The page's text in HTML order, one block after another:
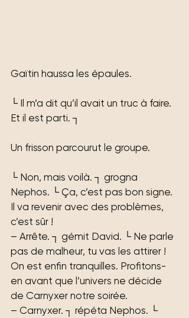
Gaïtin haussa les épaules.
└ Il m’a dit qu’il avait un truc à faire.
Et il est parti. ┐
Un frisson parcourut le groupe.
└ Non, mais voilà. ┐ grogna
Nephos. └ Ça, c’est pas bon signe.
Il va revenir avec des problèmes,
c’est sûr !
– Arrête. ┐ gémit David. └ Ne parle
pas de malheur, tu vas les attirer !
On est enfin tranquilles. Profitons-
en avant que l’univers ne décide
de Carnyxer notre soirée.
– Carnyxer. ┐ répéta Nephos. └